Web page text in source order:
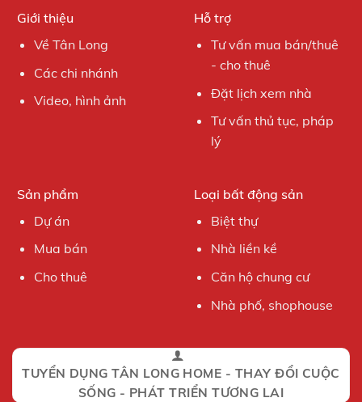
Giới thiệu
Về Tân Long
Các chi nhánh
Video, hình ảnh
Hỗ trợ
Tư vấn mua bán/thuê
- cho thuê
Đặt lịch xem nhà
Tư vấn thủ tục, pháp
lý
Sản phẩm
Dự án
Mua bán
Cho thuê
Loại bất động sản
Biệt thự
Nhà liền kề
Căn hộ chung cư
Nhà phố, shophouse
TUYỂN DỤNG TÂN LONG HOME - THAY ĐỔI CUỘC
SỐNG - PHÁT TRIỂN TƯƠNG LAI